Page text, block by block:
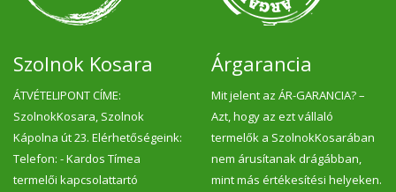
Szolnok Kosara
ÁTVÉTELIPONT CÍME:
SzolnokKosara, Szolnok
Kápolna út 23. Elérhetőségeink:
Telefon: - Kardos Tímea
termelői kapcsolattartó
Árgarancia
Mit jelent az ÁR-GARANCIA? –
Azt, hogy az ezt vállaló
termelők a SzolnokKosarában
nem árusítanak drágábban,
mint más értékesítési helyeken.